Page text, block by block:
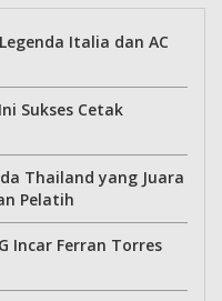
Italia dan AC
Sukses Cetak
Thailand yang Juara
Pelatih
Incar Ferran Torres